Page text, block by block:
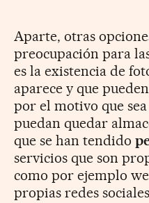
Aparte, otras
preocupación para
es la existencia de
aparece y que
por el motivo que sea
puedan quedar
que se han tendido
servicios que son
como por ejemplo
propias redes